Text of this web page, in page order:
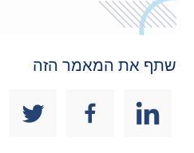
שתף את המאמר הזה